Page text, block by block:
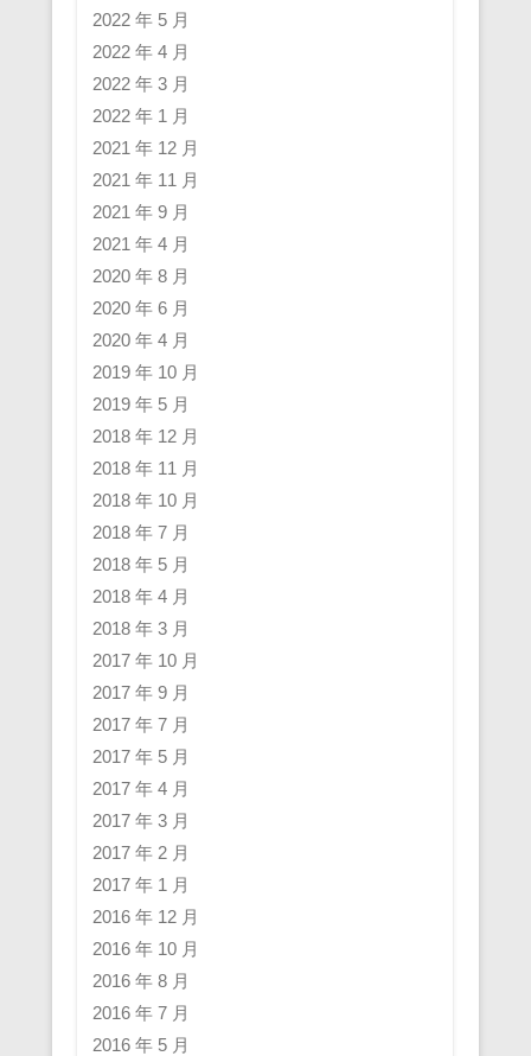
2022 年 5 月
2022 年 4 月
2022 年 3 月
2022 年 1 月
2021 年 12 月
2021 年 11 月
2021 年 9 月
2021 年 4 月
2020 年 8 月
2020 年 6 月
2020 年 4 月
2019 年 10 月
2019 年 5 月
2018 年 12 月
2018 年 11 月
2018 年 10 月
2018 年 7 月
2018 年 5 月
2018 年 4 月
2018 年 3 月
2017 年 10 月
2017 年 9 月
2017 年 7 月
2017 年 5 月
2017 年 4 月
2017 年 3 月
2017 年 2 月
2017 年 1 月
2016 年 12 月
2016 年 10 月
2016 年 8 月
2016 年 7 月
2016 年 5 月